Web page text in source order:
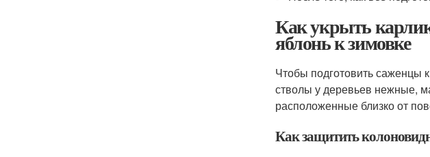
Как укрыть
яблонь к зимовке
Чтобы подготовить саженцы
стволы у деревьев нежные,
расположенные близко от
Как защитить